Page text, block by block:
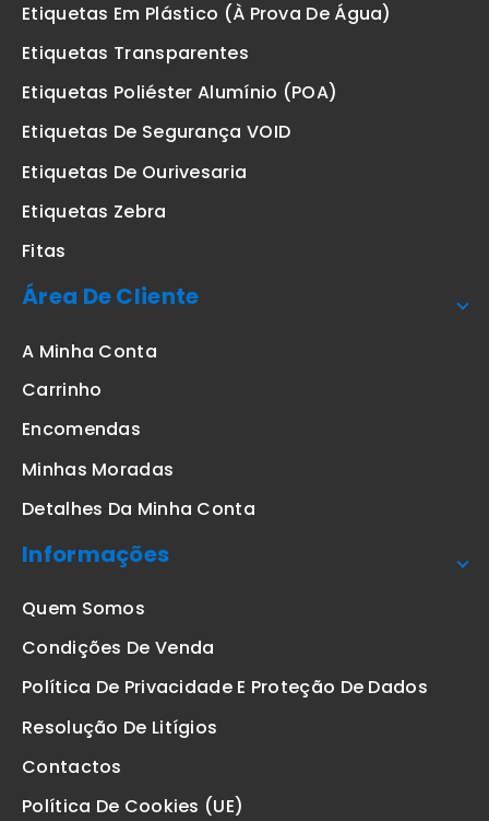
Etiquetas Em Plástico (à Prova De Água)
Etiquetas Transparentes
Etiquetas Poliéster Alumínio (POA)
Etiquetas De Segurança VOID
Etiquetas De Ourivesaria
Etiquetas Zebra
Fitas
Área De Cliente
A Minha Conta
Carrinho
Encomendas
Minhas Moradas
Detalhes Da Minha Conta
Informações
Quem Somos
Condições De Venda
Política De Privacidade E Proteção De Dados
Resolução De Litígios
Contactos
Política De Cookies (UE)